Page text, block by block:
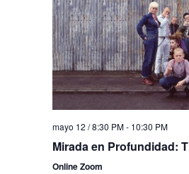
mayo 12 / 8:30 PM- 10:30 PM
Mirada en Profundidad:
Online Zoom